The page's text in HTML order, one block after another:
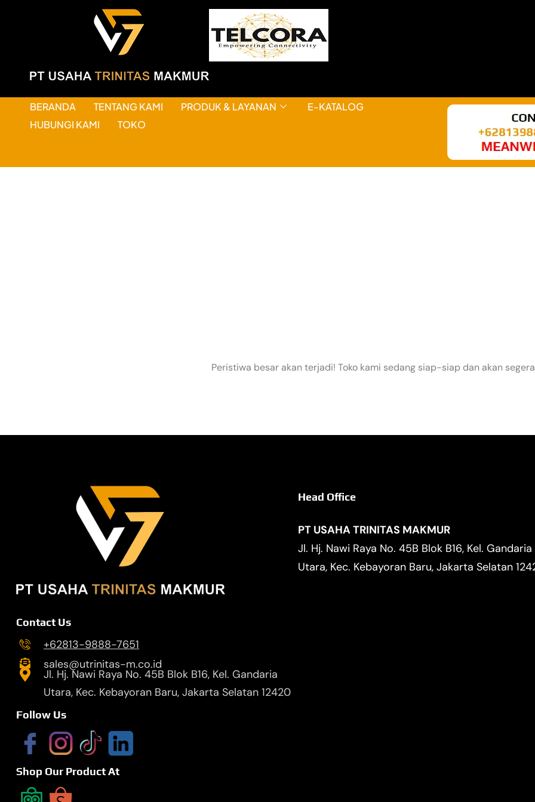
BERANDA TENTANG KAMI PRODUK & LAYANAN
E-KATALOG
HUBUNGI KAMI
TOKO
Peristiwa besar akan terjadi! Toko kami sedang siap-siap dan akan
Contact Us
+62813-9888-7651
sales@utrinitas-m.co.id
Jl. Hj. Nawi Raya No. 45B Blok B16, Kel. Gandaria
Utara, Kec. Kebayoran Baru, Jakarta Selatan 12420
Follow Us
Shop Our Product At
Head Office
PT USAHA TRINITAS MAKMUR
Jl. Hj. Nawi Raya No. 45B Blok B16, Kel. Gandaria
Utara, Kec. Kebayoran Baru, Jakarta Selatan